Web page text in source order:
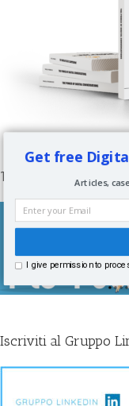
1-to-1 Coaching per
Iscriviti al Gruppo
Get free
I give permission to
Articles,